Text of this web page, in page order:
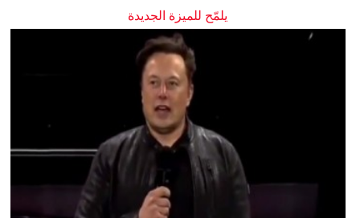
يلمّح للميزة الجديدة